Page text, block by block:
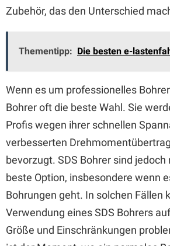
Zubehör, das den Unterschied
Thementipp: Die besten e-
Wenn es um professionelles
Bohrer oft die beste Wahl. Sie
Profis wegen ihrer schnellen
verbesserten
bevorzugt. SDS Bohrer sind
beste Option, insbesondere wenn
Bohrungen geht. In solchen Fällen
Verwendung eines SDS Bohrers
Größe und Einschränkungen